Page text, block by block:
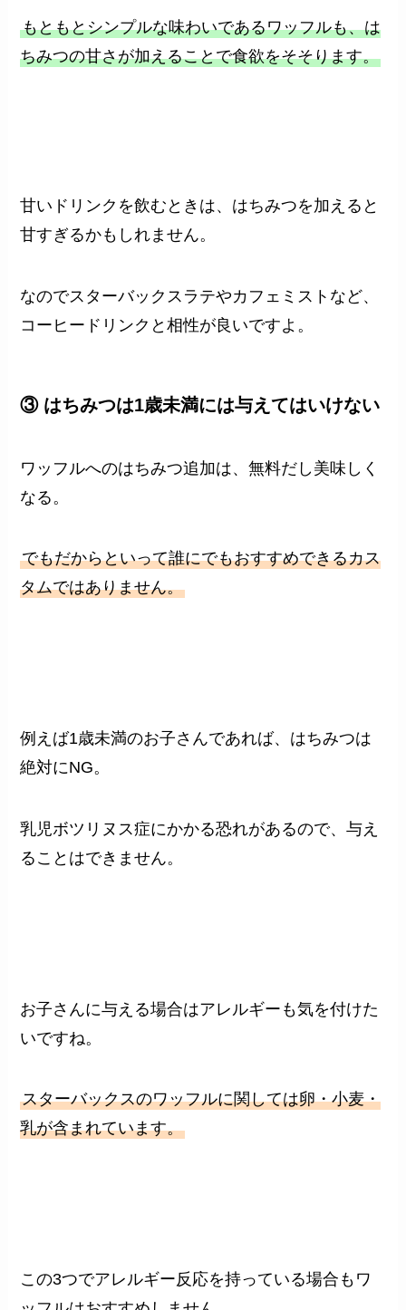
もともとシンプルな味わいであるワッフルも、は
ちみつの甘さが加えることで食欲をそそります。
甘いドリンクを飲むときは、はちみつを加えると
甘すぎるかもしれません。
なのでスターバックスラテやカフェミストなど、
コーヒードリンクと相性が良いですよ。
③ はちみつは1歳未満には与えてはいけない
ワッフルへのはちみつ追加は、無料だし美味しく
なる。
でもだからといって誰にでもおすすめできるカス
タムではありません。
例えば1歳未満のお子さんであれば、はちみつは
絶対にNG。
乳児ボツリヌス症にかかる恐れがあるので、与え
ることはできません。
お子さんに与える場合はアレルギーも気を付けた
いですね。
スターバックスのワッフルに関しては卵・小麦・
乳が含まれています。
この3つでアレルギー反応を持っている場合もワ